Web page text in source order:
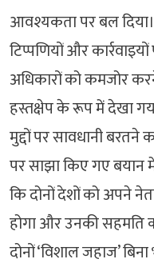
आवश्यकता पर बल
टिप्पणियों और
अधिकारों को कमजोर
हस्तक्षेप के रूप में देखा
मुद्दों पर सावधानी
पर साझा किए गए बयान
कि दोनों देशों को अपने
होगा और उनकी सहमति
दोनों ‘विशाल जहाज’